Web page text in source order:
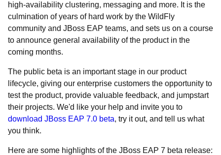
high-availability clustering, messaging and more. It is the
culmination of years of hard work by the WildFly
community and JBoss EAP teams, and sets us on a course
to announce general availability of the product in the
coming months.
The public beta is an important stage in our product
lifecycle, giving our enterprise customers the opportunity to
test the product, provide valuable feedback, and jumpstart
their projects. We'd like your help and invite you to
download JBoss EAP 7.0 beta, try it out, and tell us what
you think.
Here are some highlights of the JBoss EAP 7 beta release: